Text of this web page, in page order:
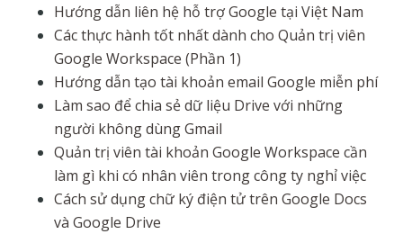
Hướng dẫn liên hệ hỗ trợ Google tại Việt Nam
Các thực hành tốt nhất dành cho Quản trị viên
Google Workspace (Phần 1)
Hướng dẫn tạo tài khoản email Google miễn phí
Làm sao để chia sẻ dữ liệu Drive với những
người không dùng Gmail
Quản trị viên tài khoản Google Workspace cần
làm gì khi có nhân viên trong công ty nghỉ việc
Cách sử dụng chữ ký điện tử trên Google Docs
và Google Drive